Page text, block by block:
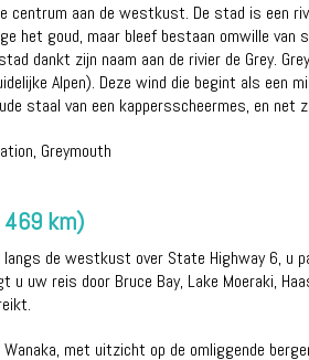
centrum aan de westkust. De stad is een
het goud, maar bleef bestaan omwille van
dankt zijn naam aan de rivier de Grey.
Alpen). Deze wind die begint als een
staal van een kappersscheermes, en net
Greymouth
469 km)
de westkust over State Highway 6, u
u uw reis door Bruce Bay, Lake Moeraki,
met uitzicht op de omliggende